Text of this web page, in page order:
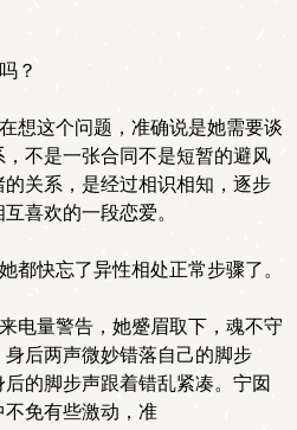
？
想这个问题，准确说是她需要谈
不是一张合同不是短暂的避风
关系，是经过相识相知，逐步
喜欢的一段恋爱。
都快忘了异性相处正常步骤了。
电量警告，她蹙眉取下，魂不守
后两声微妙错落自己的脚步
的脚步声跟着错乱紧凑。宁囡
免有些激动，准